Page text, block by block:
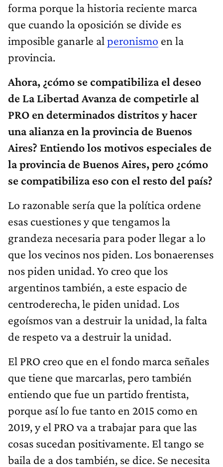
forma porque la historia reciente marca
que cuando la oposición se divide es
imposible ganarle al peronismo en la
provincia.
Ahora, ¿cómo se compatibiliza el deseo
de La Libertad Avanza de competirle al
PRO en determinados distritos y hacer
una alianza en la provincia de Buenos
Aires? Entiendo los motivos especiales de
la provincia de Buenos Aires, pero ¿cómo
se compatibiliza eso con el resto del país?
Lo razonable sería que la política ordene
esas cuestiones y que tengamos la
grandeza necesaria para poder llegar a lo
que los vecinos nos piden. Los bonaerenses
nos piden unidad. Yo creo que los
argentinos también, a este espacio de
centroderecha, le piden unidad. Los
egoísmos van a destruir la unidad, la falta
de respeto va a destruir la unidad.
El PRO creo que en el fondo marca señales
que tiene que marcarlas, pero también
entiendo que fue un partido frentista,
porque así lo fue tanto en 2015 como en
2019, y el PRO va a trabajar para que las
cosas sucedan positivamente. El tango se
baila de a dos también, se dice. Se necesita